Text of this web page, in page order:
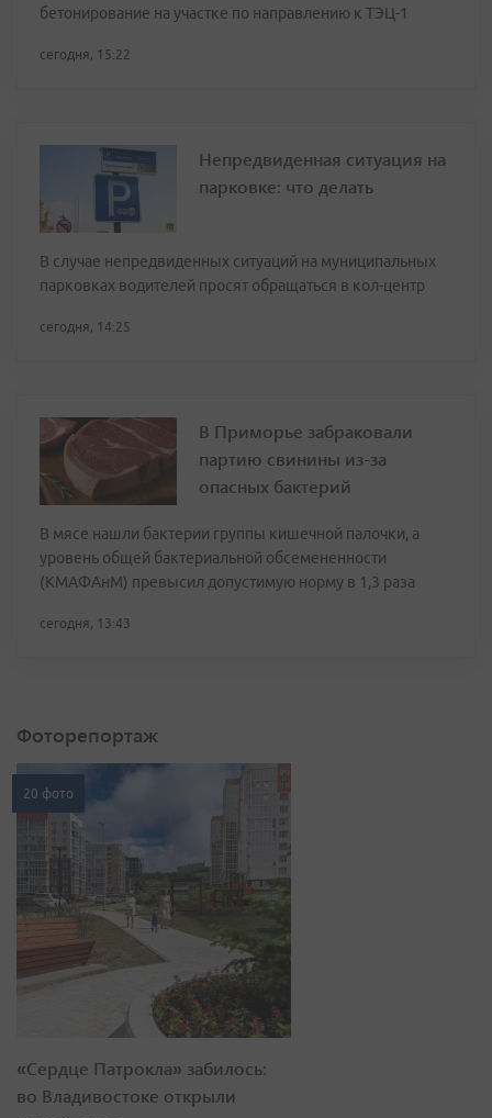
бетонирование на участке по направлению к ТЭЦ-1
сегодня, 15:22
Непредвиденная ситуация на
парковке: что делать
В случае непредвиденных ситуаций на муниципальных
парковках водителей просят обращаться в кол-центр
сегодня, 14:25
В Приморье забраковали
партию свинины из-за
опасных бактерий
В мясе нашли бактерии группы кишечной палочки, а
уровень общей бактериальной обсемененности
(КМАФАнМ) превысил допустимую норму в 1,3 раза
сегодня, 13:43
Фоторепортаж
20 фото
«Сердце Патрокла» забилось:
во Владивостоке открыли